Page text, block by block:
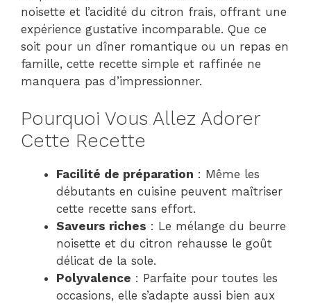
noisette et l’acidité du citron frais, offrant une
expérience gustative incomparable. Que ce
soit pour un dîner romantique ou un repas en
famille, cette recette simple et raffinée ne
manquera pas d’impressionner.
Pourquoi Vous Allez Adorer
Cette Recette
Facilité de préparation : Même les
débutants en cuisine peuvent maîtriser
cette recette sans effort.
Saveurs riches : Le mélange du beurre
noisette et du citron rehausse le goût
délicat de la sole.
Polyvalence : Parfaite pour toutes les
occasions, elle s’adapte aussi bien aux